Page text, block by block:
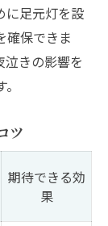
対応法
ヒント
一覧
ツ
り方
に足元灯を設
確保できま
泣きの影響を
ツ
期待できる効
果